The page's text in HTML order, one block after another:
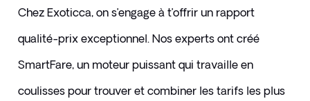
Chez Exoticca, on s’engage à t’offrir un rapport
qualité-prix exceptionnel. Nos experts ont créé
SmartFare, un moteur puissant qui travaille en
coulisses pour trouver et combiner les tarifs les plus